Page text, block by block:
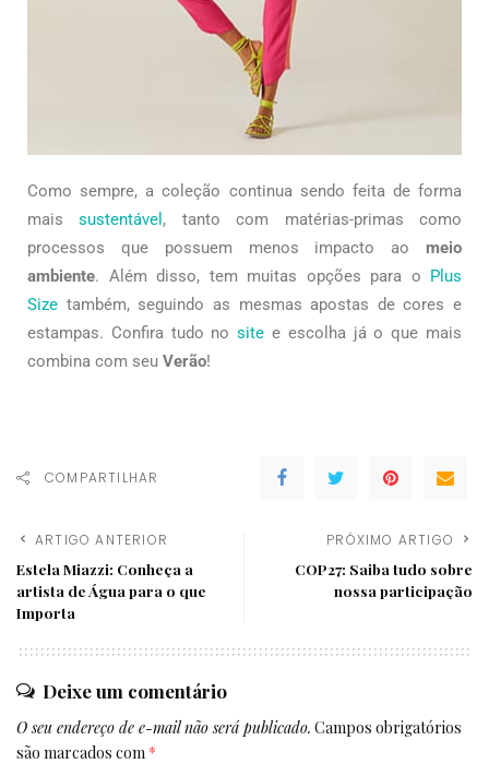
Como sempre, a coleção continua sendo feita de forma
maissustentável , tanto com matérias-primas como
processos que possuem menos impacto ao meio
ambiente. Além disso, tem muitas opções para o Plus
Size também, seguindo as mesmas apostas de cores e
estampas. Confira tudo nositee escolha já o que mais
combina com seu Verão!
COMPARTILHAR
ARTIGO ANTERIOR
Estela Miazzi: Conheça a
artista de Água para o que
Importa
PRÓXIMO ARTIGO
COP27: Saiba tudo sobre
nossa participação
Deixe um comentário
O seu endereço de e-mail não será publicado. Campos obrigatórios
são marcados com *